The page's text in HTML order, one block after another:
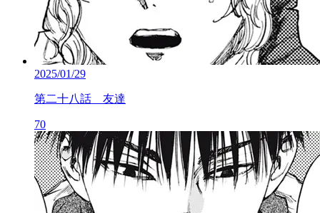
2025/01/29
第二十八話 友達
70